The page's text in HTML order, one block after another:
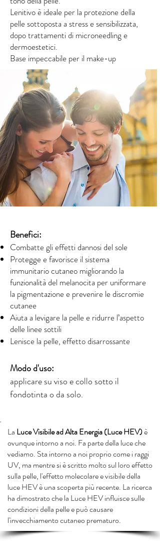
Lenitivo è ideale per la protezione della
pelle sottoposta a stress e sensibilizzata,
dopo trattamenti di microneedling e
dermoestetici.
Base impeccabile per il make-up
Benefici:
Combatte gli effetti dannosi del sole
Protegge e favorisce il sistema
immunitario cutaneo migliorando la
funzionalità del melanocita per uniformare
la pigmentazione e prevenire le discromie
cutanee
Aiuta a levigare la pelle e ridurre l’aspetto
delle linee sottili
Lenisce la pelle, effetto disarrossante
Modo d'uso:
applicare su viso e collo sotto il
fondotinta o da solo.
La Luce Visibile ad Alta Energia (Luce HEV)è
ovunque intorno a noi. Fa parte della luce che
vediamo. Sta intorno a noi proprio come i raggi
UV, ma mentre si è scritto molto sul loro effetto
sulla pelle, l'effetto molecolare e visibile della
luce HEV è una scoperta più recente. La ricerca
ha dimostrato che la Luce HEV influisce sulle
condizioni della pelle e può causare
l'invecchiamento cutaneo prematuro.